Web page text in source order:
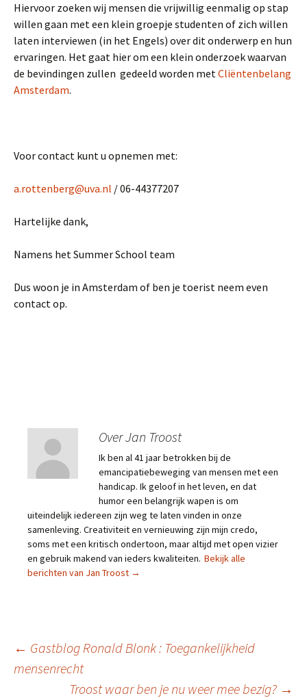
Hiervoor zoeken wij mensen die vrijwillig eenmalig op stap
willen gaan met een klein groepje studenten of zich willen
laten interviewen (in het Engels) over dit onderwerp en hun
ervaringen. Het gaat hier om een klein onderzoek waarvan
de bevindingen zullen gedeeld worden metCliëntenbelang
Amsterdam.
Voor contact kunt u opnemen met:
a.rottenberg@uva.nl / 06-44377207
Hartelijke dank,
Namens het Summer School team
Dus woon je in Amsterdam of ben je toerist neem even
contact op.
Over Jan Troost
Ik ben al 41 jaar betrokken bij de
emancipatiebeweging van mensen met een
handicap. Ik geloof in het leven, en dat
humor een belangrijk wapen is om
uiteindelijk iedereen zijn weg te laten vinden in onze
samenleving. Creativiteit en vernieuwing zijn mijn credo,
soms met een kritisch ondertoon, maar altijd met open vizier
en gebruik makend van ieders kwaliteiten. Bekijk alle
berichten van Jan Troost →
Berichtnavigatie
← Gastblog Ronald Blonk : Toegankelijkheid
mensenrecht
Troost waar ben je nu weer mee bezig? →